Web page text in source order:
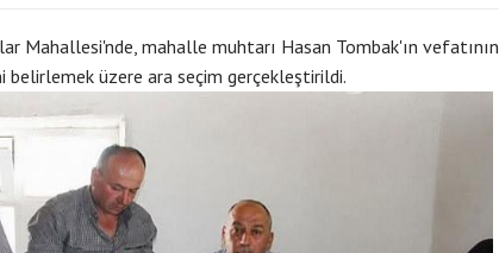
Mahallesi'nde, mahalle muhtarı Hasan Tombak'ın vefatının
belirlemek üzere ara seçim gerçekleştirildi.